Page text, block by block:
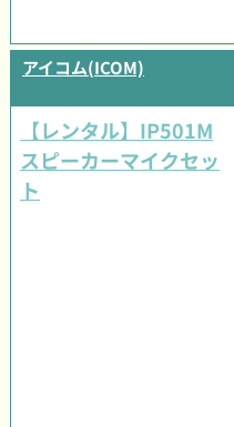
アイコム(ICOM)
【レンタル】IP501M
スピーカーマイクセッ
ト